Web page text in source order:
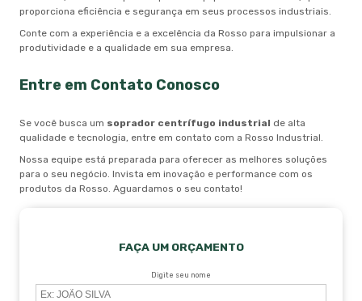
proporciona eficiência e segurança em seus processos industriais.
Conte com a experiência e a excelência da Rosso para impulsionar a
produtividade e a qualidade em sua empresa.
Entre em Contato Conosco
Se você busca um soprador centrífugo industrial de alta
qualidade e tecnologia, entre em contato com a Rosso Industrial.
Nossa equipe está preparada para oferecer as melhores soluções
para o seu negócio. Invista em inovação e performance com os
produtos da Rosso. Aguardamos o seu contato!
FAÇA UM ORÇAMENTO
Digite seu nome